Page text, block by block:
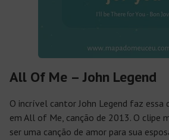
All Of Me – John Legend
O incrível cantor John Legend faz essa
em All of Me, canção de 2013. O clipe
ser uma canção de amor para sua